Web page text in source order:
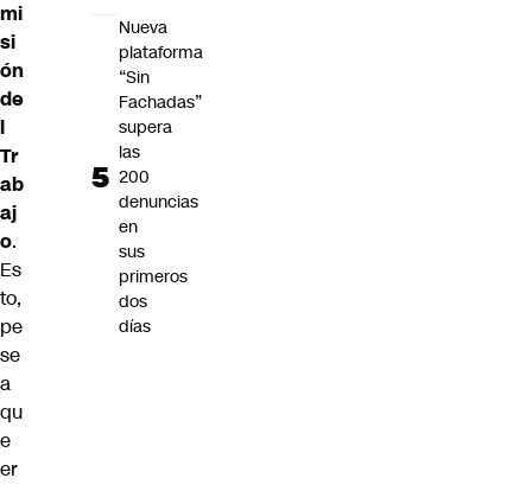
mi
si
ón
de
l
Tr
ab
aj
o.
Es
to,
pe
se
a
qu
e
er
Nueva
plataforma
“Sin
Fachadas”
supera
las
200
denuncias
en
sus
primeros
dos
días